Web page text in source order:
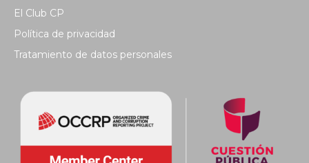
El Club CP
Política de privacidad
Tratamiento de datos personales